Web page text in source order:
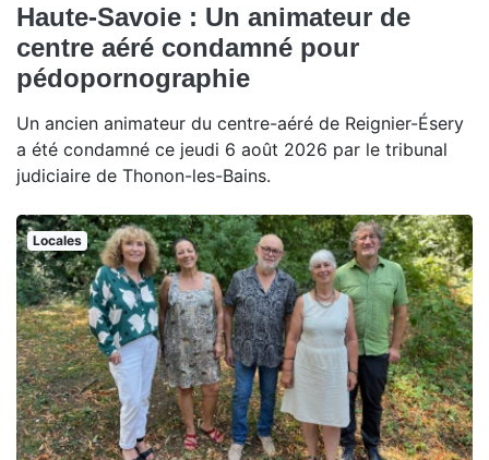
Haute-Savoie : Un animateur de
centre aéré condamné pour
pédopornographie
Un ancien animateur du centre-aéré de Reignier-Ésery
a été condamné ce jeudi 6 août 2026 par le tribunal
judiciaire de Thonon-les-Bains.
Locales